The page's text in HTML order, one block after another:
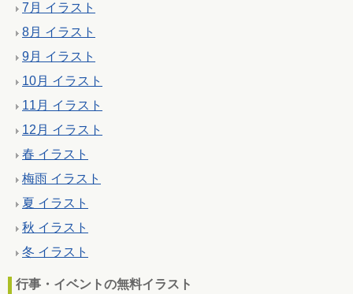
7月 イラスト
8月 イラスト
9月 イラスト
10月 イラスト
11月 イラスト
12月 イラスト
春 イラスト
梅雨 イラスト
夏 イラスト
秋 イラスト
冬 イラスト
行事・イベントの無料イラスト